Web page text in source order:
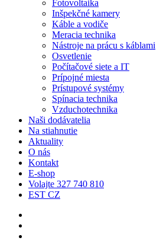
Fotovoltaika
Inšpekčné kamery
Káble a vodiče
Meracia technika
Nástroje na prácu s káblami
Osvetlenie
Počítačové siete a IT
Prípojné miesta
Prístupové systémy
Spínacia technika
Vzduchotechnika
Naši dodávatelia
Na stiahnutie
Aktuality
O nás
Kontakt
E-shop
Volajte 327 740 810
EST CZ